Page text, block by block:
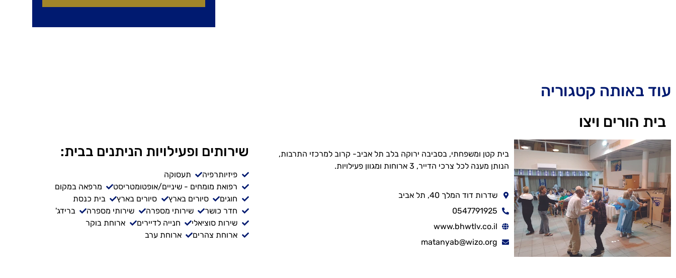
עוד באותה קטגוריה
בית הורים ויצו
בית קטן ומשפחתי, בסביבה ירוקה בלב תל אביב- קרוב למרכזי התרבות,
הנותן מענה לכל צרכי הדייר, 3 ארוחות ומגוון פעילויות.
שדרות דוד המלך 40, תל אביב
0547791925
www.bhwtlv.co.il
matanyab@wizo.org
שירותים ופעילויות הניתנים בבית:
פיזיותרפיה
תעסוקה
רפואת מומחים - שיניים/אופטומטריסט
מרפאה במקום
חוגים
סיורים בארץ סיורים בארץ
בית כנסת
חדר כושר
שירותי מספרה שירותי מספרה
ברידג'
שירות סוציאלי
חנייה לדיירים
ארוחת בוקר
ארוחת צהרים
ארוחת ערב